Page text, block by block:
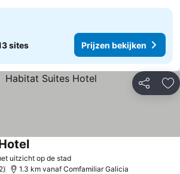
sites Prijzen bekijken
Delen
uitzicht op de stadPrijzen bekijken
Prijzen bekijken
1.3 km vanaf Comfamiliar Galicia